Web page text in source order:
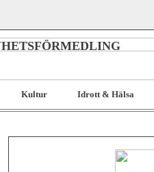
Kultur Idrott & Hälsa